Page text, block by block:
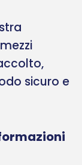
sicuro e